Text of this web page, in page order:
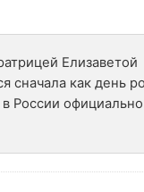
Елизаветой
сначала как день
России официально